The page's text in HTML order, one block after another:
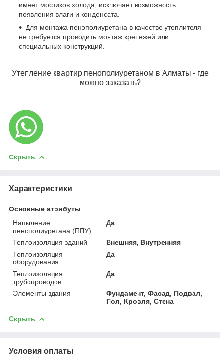
имеет мостиков холода, исключает возможность
появления влаги и конденсата.
Для монтажа пенополиуретана в качестве утеплителя
не требуется проводить монтаж крепежей или
специальных конструкций.
Утепление квартир пенополиуретаном в Алматы - где
можно заказать?
Скрыть
Характеристики
Основные атрибуты
Напыление
пенополиуретана (ППУ)
Да
Теплоизоляция зданий
Внешняя, Внутренняя
Теплоизоляция
оборудования
Да
Теплоизоляция
трубопроводов
Да
Элементы здания
Фундамент, Фасад, Подвал,
Пол, Кровля, Стена
Скрыть
Условия оплаты